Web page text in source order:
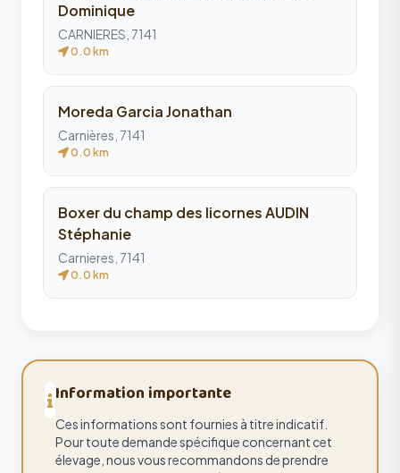
Dominique
CARNIERES, 7141
0.0 km
Moreda Garcia Jonathan
Carnières, 7141
0.0 km
Boxer du champ des licornes AUDIN
Stéphanie
Carnieres, 7141
0.0 km
Information importante
Ces informations sont fournies à titre indicatif.
Pour toute demande spécifique concernant cet
élevage, nous vous recommandons de prendre